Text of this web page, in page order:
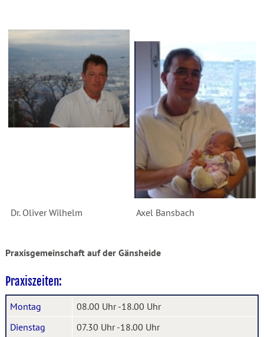
Dr. Oliver Wilhelm Axel Bansbach
Praxisgemeinschaft auf der Gänsheide
Praxiszeiten:
Montag
08.00 Uhr -18.00 Uhr
Dienstag
07.30 Uhr -18.00 Uhr